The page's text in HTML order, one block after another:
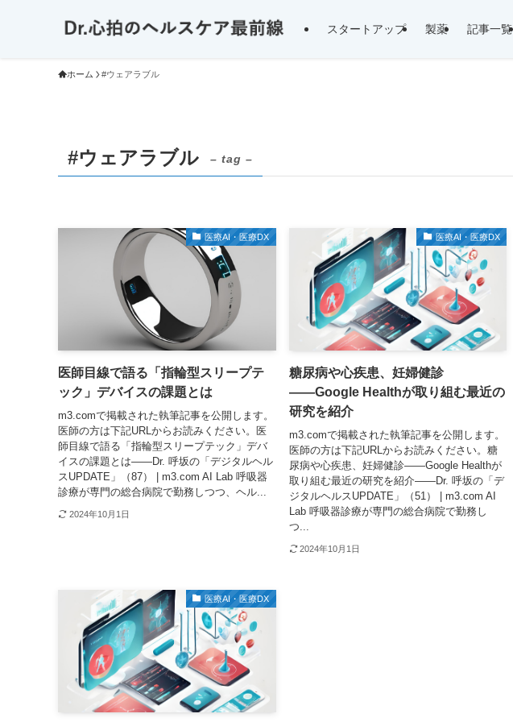
スタートアップ 製薬 記事一覧
ホーム #ウェアラブル
#ウェアラブル – tag –
医療AI・医療DX
医師目線で語る「指輪型スリープテ
ック」デバイスの課題とは
m3.comで掲載された執筆記事を公開します。
医師の方は下記URLからお読みください。医
師目線で語る「指輪型スリープテック」デバ
イスの課題とは――Dr. 呼坂の「デジタルヘル
スUPDATE」（87） | m3.com AI Lab 呼吸器
診療が専門の総合病院で勤務しつつ、ヘル...
2024年10月1日
医療AI・医療DX
糖尿病や心疾患、妊婦健診
――Google Healthが取り組む最近の
研究を紹介
m3.comで掲載された執筆記事を公開します。
医師の方は下記URLからお読みください。糖
尿病や心疾患、妊婦健診――Google Healthが
取り組む最近の研究を紹介――Dr. 呼坂の「デ
ジタルヘルスUPDATE」（51） | m3.com AI
Lab 呼吸器診療が専門の総合病院で勤務し
つ...
2024年10月1日
医療AI・医療DX